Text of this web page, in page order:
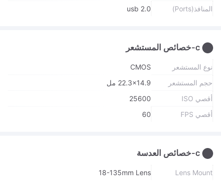
المنافذ(Ports)
usb 2.0
نوع المستشعر
CMOS
حجم المستشعر
22.3x14.9 مل
أقصي ISO
25600
أقصي FPS
60
Lens Mount
18-135mm Lens